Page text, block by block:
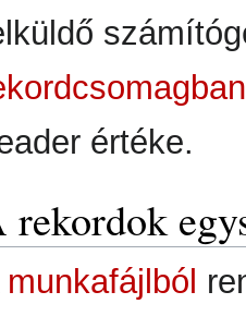
értéke.
rekordok
munkafájlból